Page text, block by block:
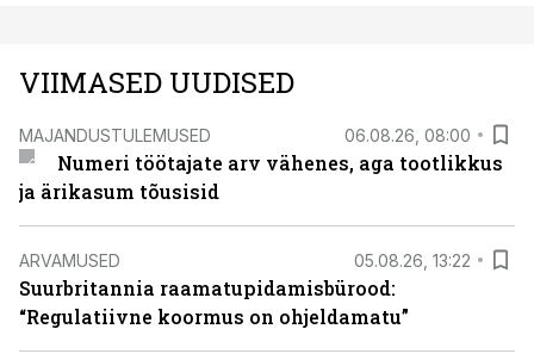
VIIMASED UUDISED
MAJANDUSTULEMUSED 06.08.26, 08:00
Numeri töötajate arv vähenes, aga tootlikkus
ja ärikasum tõusisid
ARVAMUSED 05.08.26, 13:22
Suurbritannia raamatupidamisbürood:
“Regulatiivne koormus on ohjeldamatu”